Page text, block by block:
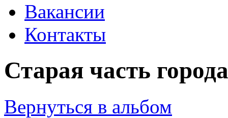
Вакансии
Контакты
Старая часть
Вернуться в альбом